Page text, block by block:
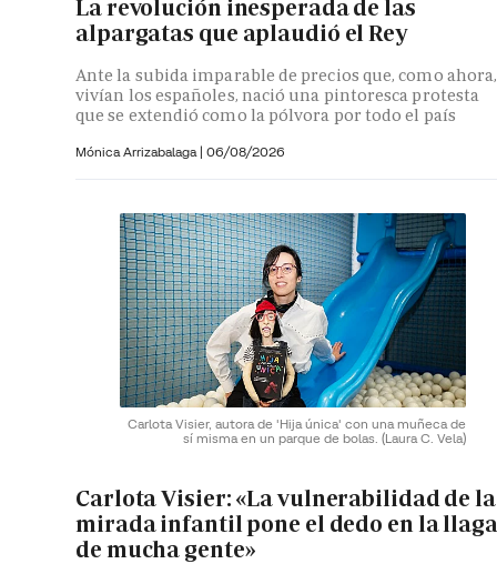
La revolución inesperada de las
alpargatas que aplaudió el Rey
Ante la subida imparable de precios que, como ahora,
vivían los españoles, nació una pintoresca protesta
que se extendió como la pólvora por todo el país
Mónica Arrizabalaga | 06/08/2026
Carlota Visier, autora de 'Hija única' con una muñeca de
sí misma en un parque de bolas. (Laura C. Vela)
Carlota Visier: «La vulnerabilidad de la
mirada infantil pone el dedo en la llaga
de mucha gente»